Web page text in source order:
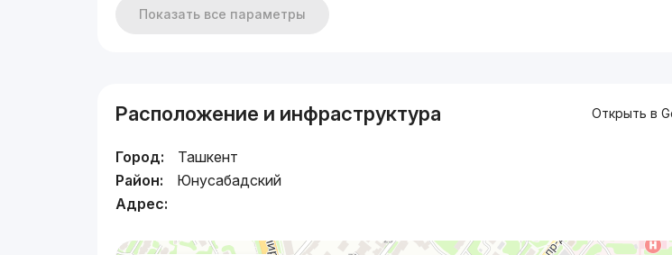
Показать все параметры
Расположение и инфраструктура Открыть в
Город:
Ташкент
Район:
Юнусабадский
Адрес: